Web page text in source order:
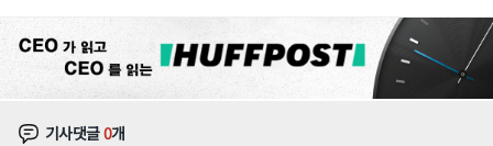
기사댓글0개